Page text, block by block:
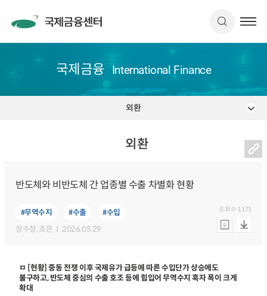
국제금융 International Finance
외환
외환
반도체와 비반도체 간 업종별 수출 차별화 현황
#무역수지 #수출
#수입
장수창, 조은 2026.05.29
조회수 1,171
ㅁ [현황] 중동 전쟁 이후 국제유가 급등에 따른 수입단가 상승에도
불구하고, 반도체 중심의 수출 호조 등에 힘입어 무역수지 흑자 폭이 크게
확대